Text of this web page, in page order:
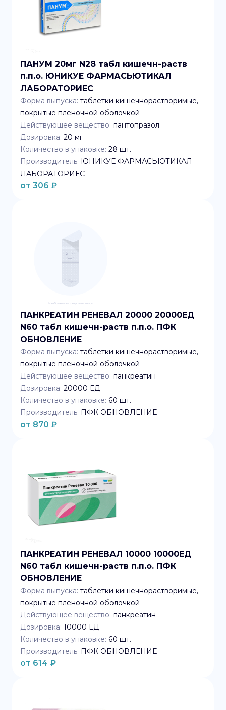
ПАНУМ 20мг N28 табл кишечн-раств
п.п.о. ЮНИКУЕ ФАРМАСЬЮТИКАЛ
ЛАБОРАТОРИЕС
Форма выпуска: таблетки кишечнорастворимые,
покрытые пленочной оболочкой
Действующее вещество: пантопразол
Дозировка: 20 мг
Количество в упаковке: 28 шт.
Производитель: ЮНИКУЕ ФАРМАСЬЮТИКАЛ
ЛАБОРАТОРИЕС
от 306 ₽
ПАНКРЕАТИН РЕНЕВАЛ 20000 20000ЕД
N60 табл кишечн-раств п.п.о. ПФК
ОБНОВЛЕНИЕ
Форма выпуска: таблетки кишечнорастворимые,
покрытые пленочной оболочкой
Действующее вещество: панкреатин
Дозировка: 20000 ЕД
Количество в упаковке: 60 шт.
Производитель: ПФК ОБНОВЛЕНИЕ
от 870 ₽
ПАНКРЕАТИН РЕНЕВАЛ 10000 10000ЕД
N60 табл кишечн-раств п.п.о. ПФК
ОБНОВЛЕНИЕ
Форма выпуска: таблетки кишечнорастворимые,
покрытые пленочной оболочкой
Действующее вещество: панкреатин
Дозировка: 10000 ЕД
Количество в упаковке: 60 шт.
Производитель: ПФК ОБНОВЛЕНИЕ
от 614 ₽